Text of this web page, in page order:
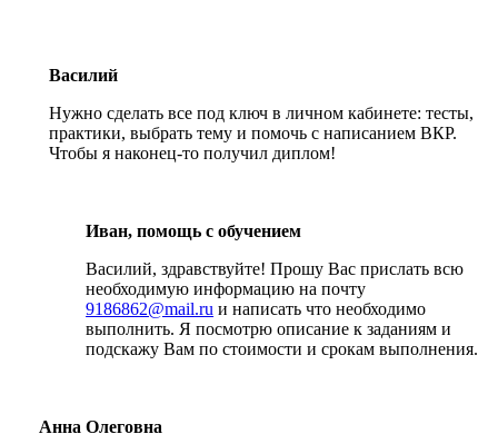
Василий
Нужно сделать все под ключ в личном кабинете: тесты,
практики, выбрать тему и помочь с написанием ВКР.
Чтобы я наконец-то получил диплом!
Иван, помощь с обучением
Василий, здравствуйте! Прошу Вас прислать всю
необходимую информацию на почту
9186862@mail.ru и написать что необходимо
выполнить. Я посмотрю описание к заданиям и
подскажу Вам по стоимости и срокам выполнения.
Анна Олеговна